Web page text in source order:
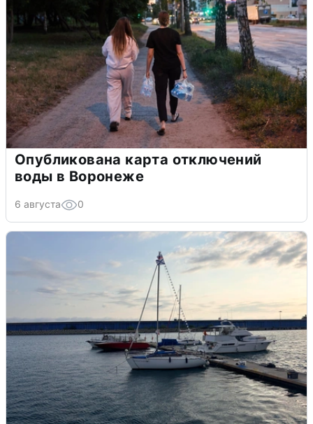
Опубликована карта отключений
воды в Воронеже
6 августа 0